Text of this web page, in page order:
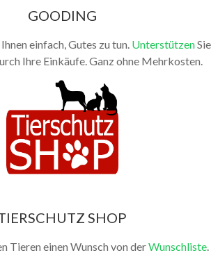
GOODING
einfach, Gutes zu tun. UnterstützenSie
Ihre Einkäufe. Ganz ohne Mehrkosten.
SHOP
Tieren einen Wunsch von derWunschliste.